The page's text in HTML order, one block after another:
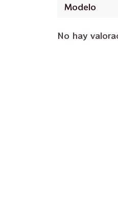
Modelo
No hay